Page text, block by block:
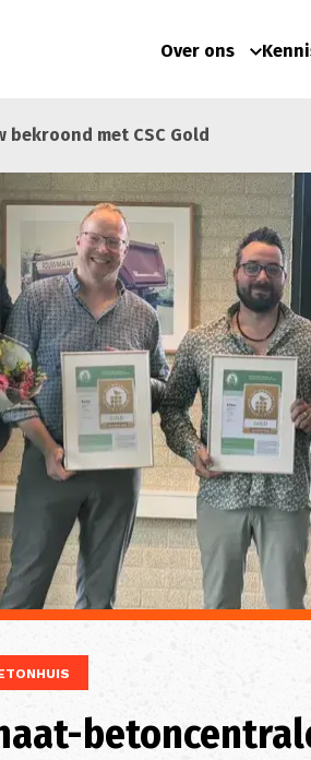
Over ons
met CSC Gold